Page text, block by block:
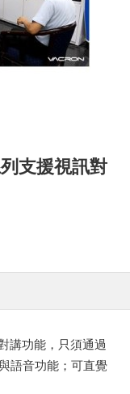
支援視訊對
講功能，只須通過
語音功能；可直覺